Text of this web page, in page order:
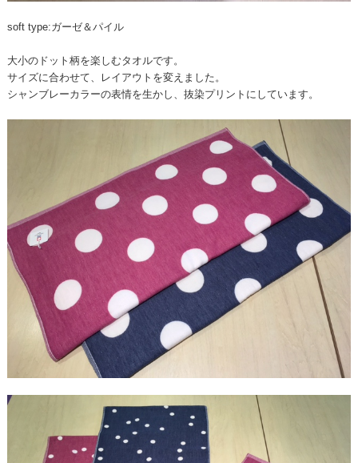
soft type:ガーゼ＆パイル
大小のドット柄を楽しむタオルです。
サイズに合わせて、レイアウトを変えました。
シャンブレーカラーの表情を生かし、抜染プリントにしています。